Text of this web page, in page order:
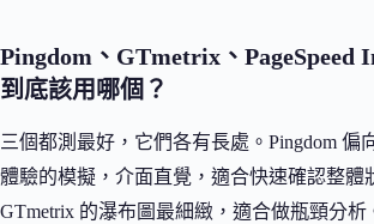
Pingdom、GTmetrix、PageSpeed
到底該用哪個？
三個都測最好，它們各有長處。Pingdom 偏
體驗的模擬，介面直覺，適合快速確認整體
GTmetrix 的瀑布圖最細緻，適合做瓶頸分析